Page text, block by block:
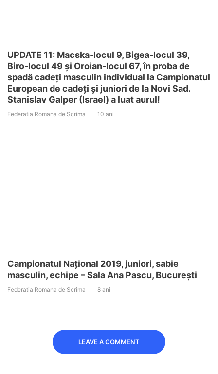
UPDATE 11: Macska-locul 9, Bigea-locul 39,
Biro-locul 49 și Oroian-locul 67, în proba de
spadă cadeți masculin individual la Campionatul
European de cadeți și juniori de la Novi Sad.
Stanislav Galper (Israel) a luat aurul!
Federatia Romana de Scrima 10 ani
Campionatul Național 2019, juniori, sabie
masculin, echipe – Sala Ana Pascu, București
Federatia Romana de Scrima 8 ani
LEAVE A COMMENT